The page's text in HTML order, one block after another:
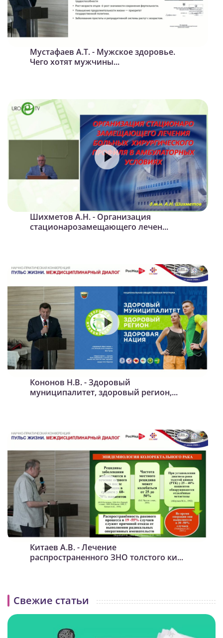
Мустафаев А.Т. - Мужское здоровье.
Чего хотят мужчины...
Шихметов А.Н. - Организация
стационарозамещающего лечен...
Кононов Н.В. - Здоровый
муниципалитет, здоровый регион,...
Китаев А.В. - Лечение
распространенного ЗНО толстого ки...
Свежие статьи